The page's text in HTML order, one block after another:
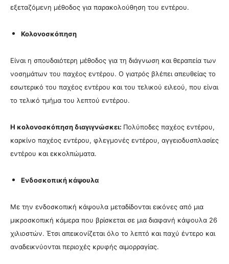
εξεταζόμενη μέθοδος για παρακολούθηση του εντέρου.
Κολονοσκόπηση
Είναι η σπουδαιότερη μέθοδος για τη διάγνωση και θεραπεία των
νοσημάτων του παχέος εντέρου. Ο γιατρός βλέπει απευθείας το
εσωτερικό του παχέος εντέρου και του τελικού ειλεού, που είναι
το τελικό τμήμα του λεπτού εντέρου.
Η κολονοσκόπηση διαγιγνώσκει: Πολύποδες παχέος εντέρου,
καρκίνο παχέος εντέρου, φλεγμονές εντέρου, αγγειοδυσπλασίες
εντέρου και εκκολπώματα.
Ενδοσκοπική κάψουλα
Με την ενδοσκοπική κάψουλα μεταδίδονται εικόνες από μια
μικροσκοπική κάμερα που βρίσκεται σε μια διαφανή κάψουλα 26
χιλιοστών. Έτσι απεικονίζεται όλο το λεπτό και παχύ έντερο και
αναδεικνύονται περιοχές κρυφής αιμορραγίας.